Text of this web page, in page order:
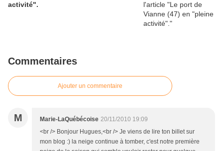
activité".
Commentaires
Ajouter un commentaire
M Marie-LaQuébécoise 20/11/2010 19:09
<br /> Bonjour Hugues,<br /> Je viens de lire ton billet sur
mon blog :) la neige continue à tomber, c'est notre première